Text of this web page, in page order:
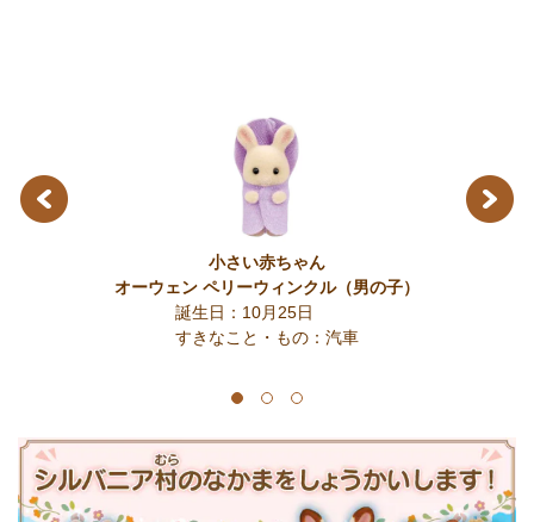
Previous
小さい赤ちゃん
オーウェン ペリーウィンクル（男の子）
誕生日：10月25日
すきなこと・もの：汽車
Next